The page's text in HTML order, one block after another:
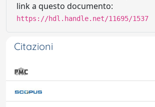
link a questo documento:
https://hdl.handle.net/11695/1537
Citazioni